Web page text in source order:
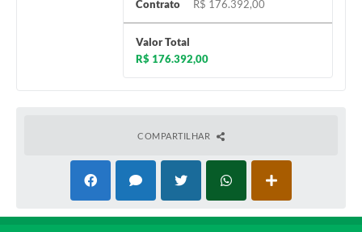
Contrato
R$ 176.392,00
Valor Total
R$ 176.392,00
COMPARTILHAR